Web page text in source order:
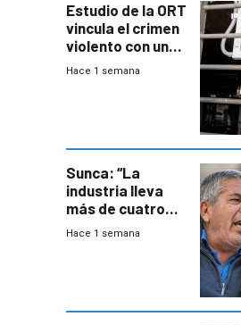
Estudio de la ORT
vincula el crimen
violento con una
menor creación
Hace 1 semana
Sunca: “La
industria lleva
más de cuatro
meses sin
Hace 1 semana